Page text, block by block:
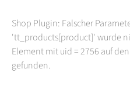
Shop Plugin: Falscher
'tt_products[product]' wurde
Element mit uid = 2756 auf
gefunden.